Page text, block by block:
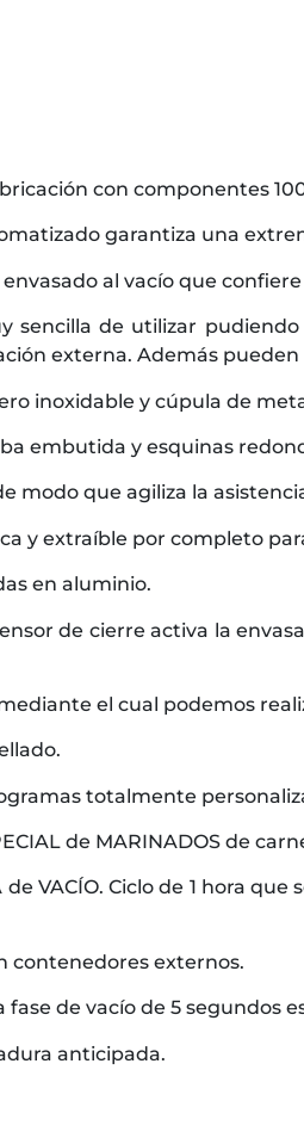
con componentes
garantiza una
al vacío que
sencilla de utilizar
externa. Además
inoxidable y cúpula de
embutida y esquinas
modo que agiliza la
y extraíble por completo
en aluminio.
de cierre activa la
el cual podemos
totalmente
de MARINADOS de
VACÍO. Ciclo de 1 hora
contenedores externos.
de vacío de 5 segundos
anticipada.